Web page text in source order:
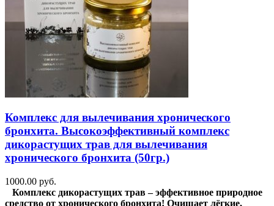
Комплекс для вылечивания хронического
бронхита. Высокоэффективный комплекс
дикорастущих трав для вылечивания
хронического бронхита (50гр.)
1000.00 руб.
Комплекс дикорастущих трав – эффективное природное
средство от хронического бронхита! Очищает лёгкие,